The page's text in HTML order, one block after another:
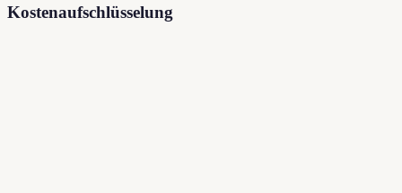
Kostenaufschlüsselung